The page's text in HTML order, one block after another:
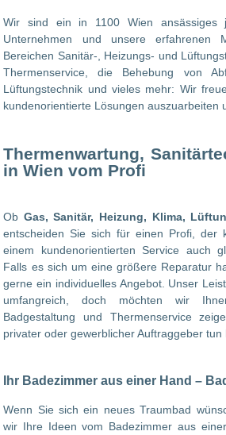
Wir sind ein in 1100 Wien ansässiges
Unternehmen und unsere erfahrenen
Bereichen Sanitär-, Heizungs- und
Thermenservice, die Behebung von
Lüftungstechnik und vieles mehr: Wir
kundenorientierte Lösungen auszuarbeiten
Thermenwartung,
in Wien vom Profi
Ob Gas, Sanitär, Heizung, Klima,
entscheiden Sie sich für einen Profi, der
einem kundenorientierten Service auch
Falls es sich um eine größere Reparatur
gerne ein individuelles Angebot. Unser
umfangreich, doch möchten wir
Badgestaltung und Thermenservice
privater oder gewerblicher Auftraggeber tun
Ihr Badezimmer aus einer Hand –
Wenn Sie sich ein neues Traumbad
wir Ihre Ideen vom Badezimmer aus